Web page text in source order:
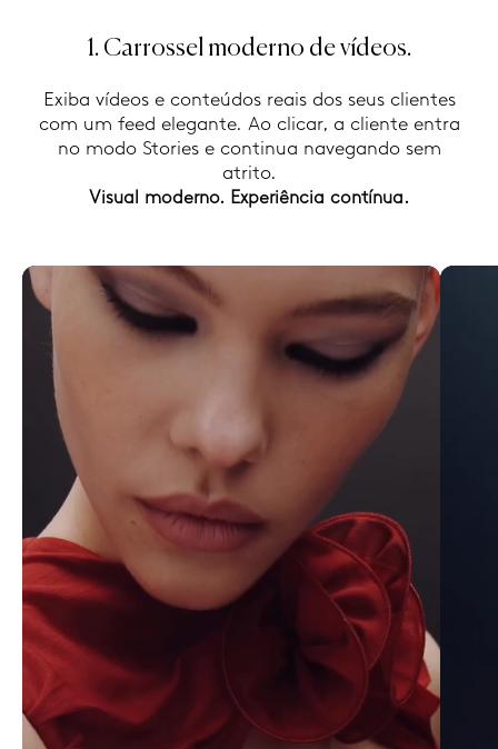
1. Carrossel moderno de vídeos.
Exiba vídeos e conteúdos reais dos seus clientes
com um feed elegante. Ao clicar, a cliente entra
no modo Stories e continua navegando sem
atrito.
Visual moderno. Experiência contínua.